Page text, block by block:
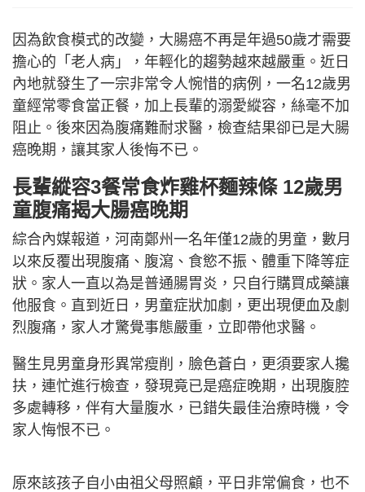
因為飲食模式的改變，大腸癌不再是年過50歲才需要
擔心的「老人病」，年輕化的趨勢越來越嚴重。近日
內地就發生了一宗非常令人惋惜的病例，一名12歲男
童經常零食當正餐，加上長輩的溺愛縱容，絲毫不加
阻止。後來因為腹痛難耐求醫，檢查結果卻已是大腸
癌晚期，讓其家人後悔不已。
長輩縱容3餐常食炸雞杯麵辣條 12歲男
童腹痛揭大腸癌晚期
綜合內媒報道，河南鄭州一名年僅12歲的男童，數月
以來反覆出現腹痛、腹瀉、食慾不振、體重下降等症
狀。家人一直以為是普通腸胃炎，只自行購買成藥讓
他服食。直到近日，男童症狀加劇，更出現便血及劇
烈腹痛，家人才驚覺事態嚴重，立即帶他求醫。
醫生見男童身形異常瘦削，臉色蒼白，更須要家人攙
扶，連忙進行檢查，發現竟已是癌症晚期，出現腹腔
多處轉移，伴有大量腹水，已錯失最佳治療時機，令
家人悔恨不已。
原來該孩子自小由祖父母照顧，平日非常偏食，也不